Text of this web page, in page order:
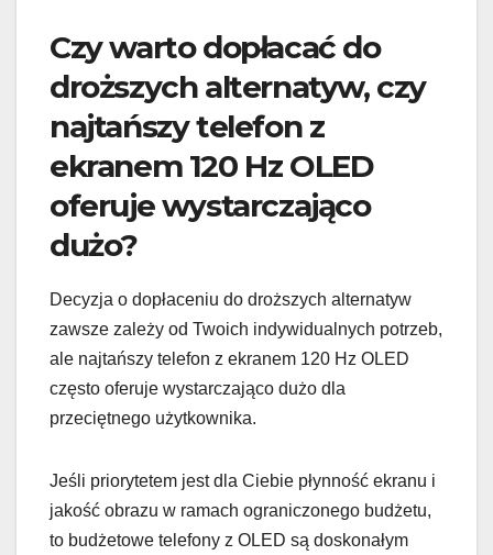
Czy warto dopłacać do
droższych alternatyw, czy
najtańszy telefon z
ekranem 120 Hz OLED
oferuje wystarczająco
dużo?
Decyzja o dopłaceniu do droższych alternatyw
zawsze zależy od Twoich indywidualnych potrzeb,
ale najtańszy telefon z ekranem 120 Hz OLED
często oferuje wystarczająco dużo dla
przeciętnego użytkownika.
Jeśli priorytetem jest dla Ciebie płynność ekranu i
jakość obrazu w ramach ograniczonego budżetu,
to budżetowe telefony z OLED są doskonałym